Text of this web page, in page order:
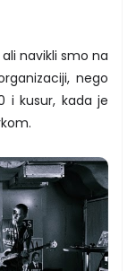
navikli smo na
nego
i kusur, kada je